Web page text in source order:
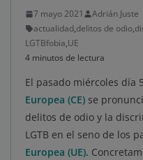
7 mayo 2021
Adrián Juste
actualidad,delitos de odio,
LGTBfobia,UE
4 minutos de lectura
El pasado miércoles día
Europea (CE) se
delitos de odio y la
LGTB en el seno de los
Europea (UE).